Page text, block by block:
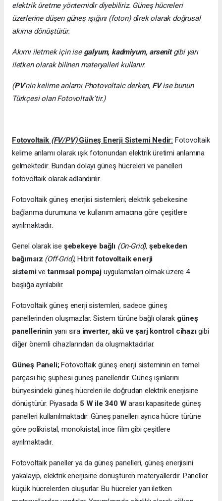
elektrik üretme yöntemidir diyebiliriz. Güneş hücreleri
üzerlerine düşen güneş ışığını (foton) direk olarak doğrusal
akıma dönüştürür.
Akımı iletmek için ise galyum, kadmiyum, arsenitgibi yarı
iletken olarak bilinen materyalleri kullanır.
(PV’nin kelime anlamı Photovoltaic derken, FVise bunun
Türkçesi olan Fotovoltaik’tir.)
Fotovoltaik (FV/PV)Güneş Enerji Sistemi Nedir: Fotovoltaik
kelime anlamı olarak ışık fotonundan elektrik üretimi anlamına
gelmektedir. Bundan dolayı güneş hücreleri ve panelleri
fotovoltaik olarak adlandırılır.
Fotovoltaik güneş enerjisi sistemleri; elektrik şebekesine
bağlanma durumuna ve kullanım amacına göre çeşitlere
ayrılmaktadır.
Genel olarak ise şebekeye bağlı (On-Grid), şebekeden
bağımsız (Off-Grid), Hibritfotovoltaik enerji
sistemivetarımsal pompaj uygulamaları olmak üzere 4
başlığa ayrılabilir.
Fotovoltaik güneş enerji sistemleri, sadece güneş
panellerinden oluşmazlar. Sistem türüne bağlı olarak güneş
panellerinin yanı sıra inverter, akü ve şarj kontrol cihazıgibi
diğer önemli cihazlarından da oluşmaktadırlar.
Güneş Paneli;Fotovoltaik güneş enerji sisteminin en temel
parçası hiç şüphesi güneş panelleridir. Güneş ışınlarını
bünyesindeki güneş hücreleri ile doğrudan elektrik enerjisine
dönüştürür. Piyasada 5 W ile 340 Warası kapasitede güneş
panelleri kullanılmaktadır. Güneş panelleri ayrıca hücre türüne
göre polikristal, monokristal, ince film gibi çeşitlere
ayrılmaktadır.
Fotovoltaik paneller ya da güneş panelleri, güneş enerjisini
yakalayıp, elektrik enerjisine dönüştüren materyallerdir. Paneller
küçük hücrelerden oluşurlar. Bu hücreler yarı iletken